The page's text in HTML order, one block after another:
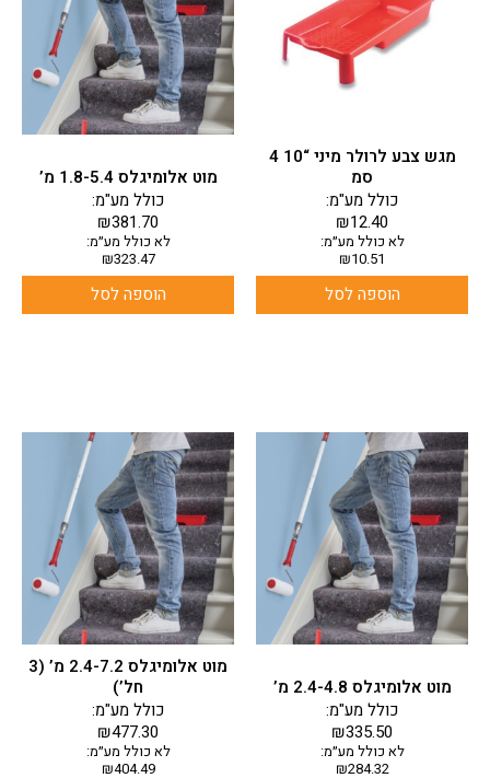
מגש צבע לרולר מיני “10 4
סמ
₪12.40
כולל מע"מ:
לא כולל מע״מ:
₪10.51
הוספה לסל
מוט אלומיגלס 1.8-5.4 מ’
₪381.70
כולל מע"מ:
לא כולל מע״מ:
₪323.47
הוספה לסל
מוט אלומיגלס 2.4-4.8 מ’
₪335.50
כולל מע"מ:
לא כולל מע״מ:
₪284.32
מוט אלומיגלס 2.4-7.2 מ’ (3
חל’)
₪477.30
כולל מע"מ:
לא כולל מע״מ:
₪404.49